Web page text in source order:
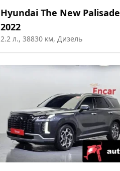
Hyundai The New Palisade
2022
2.2 л., 38830 км, Дизель